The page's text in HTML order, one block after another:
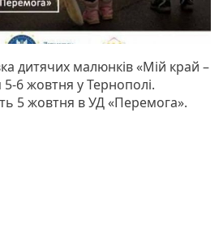
дитячих малюнків «Мій край –
5-6 жовтня у Тернополі.
5 жовтня в УД «Перемога».